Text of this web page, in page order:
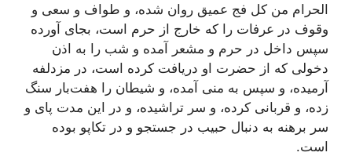
الحرام من کل فج عميق روان شده، و طواف و سعى و
وقوف در عرفات را که خارج از حرم است، بجاى آورده
سپس داخل در حرم و مشعر آمده و شب را به اذن
دخولى که از حضرت او دريافت کرده است، در مزدلفه
آرميده، و سپس به منى آمده، و شيطان را هفت‌بار سنگ
زده، و قربانى کرده، و سر تراشيده، و در اين مدت پاى و
سر برهنه به دنبال حبيب در جستجو و در تکاپو بوده
است.